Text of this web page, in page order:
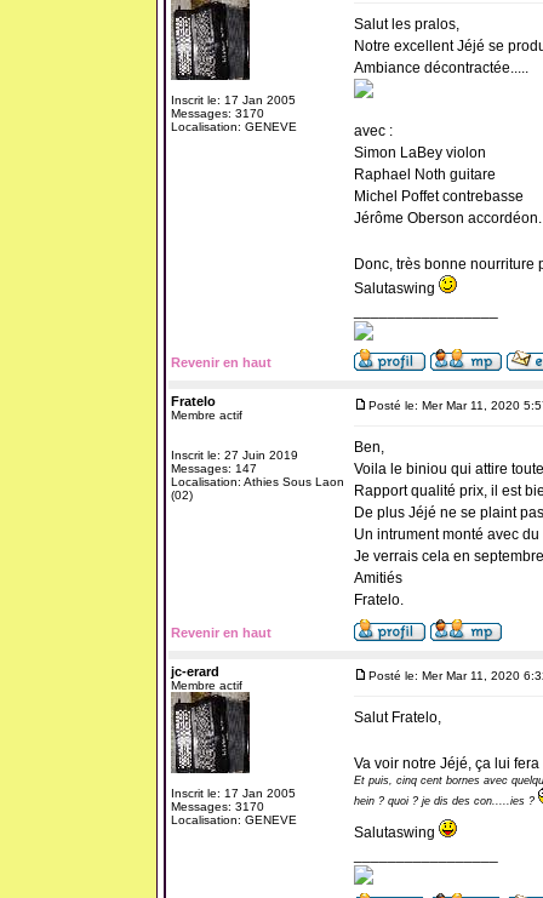
Inscrit le: 17 Jan 2005
Messages: 3170
Localisation: GENEVE
Salut les pralos,
Notre excellent Jéjé se
Ambiance décontractée.....
avec :
Simon LaBey violon
Raphael Noth guitare
Michel Poffet contrebasse
Jérôme Oberson accordéon.
Donc, très bonne
Salutaswing
Revenir en haut
Fratelo
Membre actif
Inscrit le: 27 Juin 2019
Messages: 147
Localisation: Athies Sous Laon
(02)
Posté le: Mer Mar 11, 2020
Ben,
Voila le biniou qui attire
Rapport qualité prix, il est
De plus Jéjé ne se plaint
Un intrument monté avec
Je verrais cela en
Amitiés
Fratelo.
Revenir en haut
jc-erard
Membre actif
Inscrit le: 17 Jan 2005
Messages: 3170
Localisation: GENEVE
Posté le: Mer Mar 11, 2020
Salut Fratelo,
Va voir notre Jéjé, ça lui
Et puis, cinq cent bornes avec
hein ? quoi ? je dis des con.....ies ?
Salutaswing